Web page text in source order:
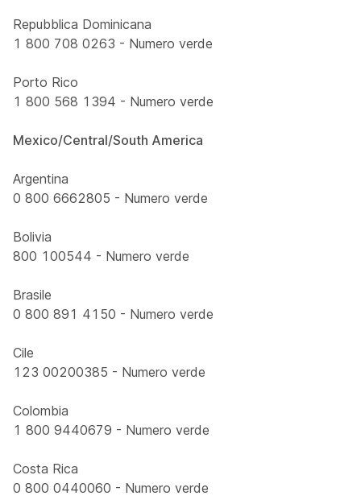
Repubblica Dominicana
1 800 708 0263 - Numero verde
Porto Rico
1 800 568 1394 - Numero verde
Mexico/Central/South America
Argentina
0 800 6662805 - Numero verde
Bolivia
800 100544 - Numero verde
Brasile
0 800 891 4150 - Numero verde
Cile
123 00200385 - Numero verde
Colombia
1 800 9440679 - Numero verde
Costa Rica
0 800 0440060 - Numero verde